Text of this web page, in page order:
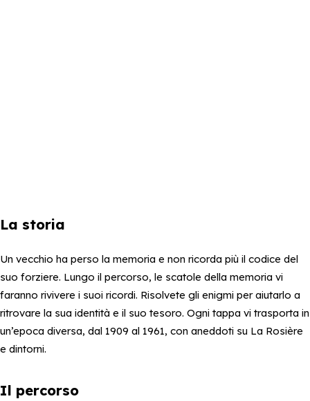
La storia
Un vecchio ha perso la memoria e non ricorda più il codice del
suo forziere. Lungo il percorso, le scatole della memoria vi
faranno rivivere i suoi ricordi. Risolvete gli enigmi per aiutarlo a
ritrovare la sua identità e il suo tesoro. Ogni tappa vi trasporta in
un’epoca diversa, dal 1909 al 1961, con aneddoti su La Rosière
e dintorni.
Il percorso